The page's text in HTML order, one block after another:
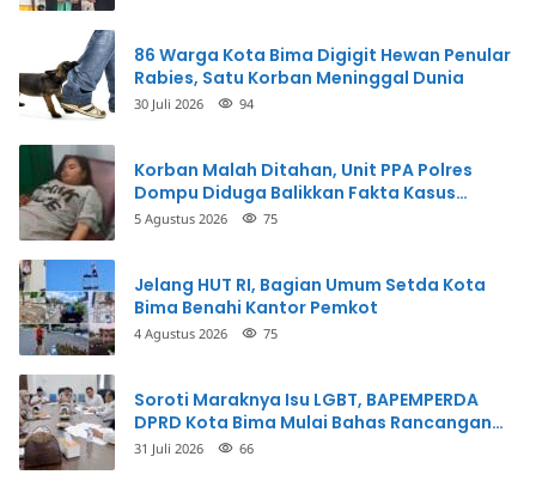
86 Warga Kota Bima Digigit Hewan Penular
Rabies, Satu Korban Meninggal Dunia
30 Juli 2026 94
Korban Malah Ditahan, Unit PPA Polres
Dompu Diduga Balikkan Fakta Kasus
Penganiayaan
5 Agustus 2026 75
Jelang HUT RI, Bagian Umum Setda Kota
Bima Benahi Kantor Pemkot
4 Agustus 2026 75
Soroti Maraknya Isu LGBT, BAPEMPERDA
DPRD Kota Bima Mulai Bahas Rancangan
Perda Pencegahan
31 Juli 2026 66